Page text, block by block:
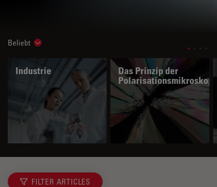
Beliebt Show subnavigation
Industrie
Das Prinzip der
FILTER ARTICLES